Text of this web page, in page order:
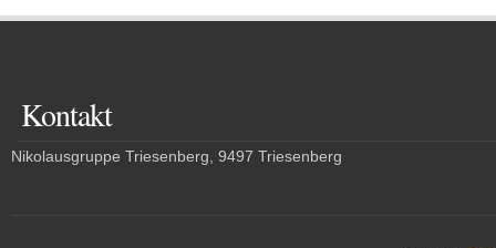
Kontakt
Nikolausgruppe Triesenberg, 9497 Triesenberg